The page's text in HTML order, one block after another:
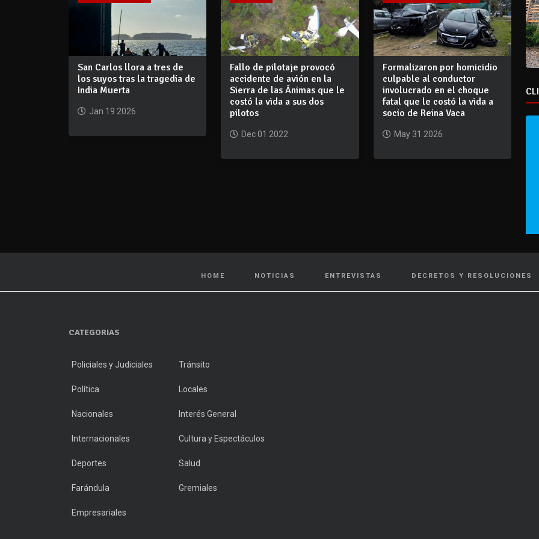
San Carlos llora a tres de
los suyos tras la tragedia de
India Muerta
Jan 19 2026
Fallo de pilotaje provocó
accidente de avión en la
Sierra de las Ánimas que le
costó la vida a sus dos
pilotos
Dec 01 2022
Formalizaron por homicidio
culpable al conductor
involucrado en el choque
fatal que le costó la vida a
socio de Reina Vaca
May 31 2026
HOME NOTICIAS ENTREVISTAS DECRETOS Y RESOLUCIONES
CATEGORIAS
Policiales y Judiciales Tránsito
Política Locales
Nacionales Interés General
Internacionales Cultura y Espectáculos
Deportes Salud
Farándula Gremiales
Empresariales